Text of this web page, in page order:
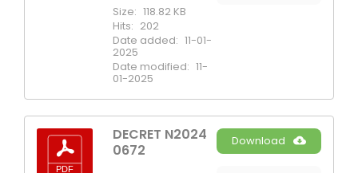
Size: 118.82 KB
Hits: 202
Date added: 11-01-
2025
Date modified: 11-
01-2025
DECRET N2024
0672
Download